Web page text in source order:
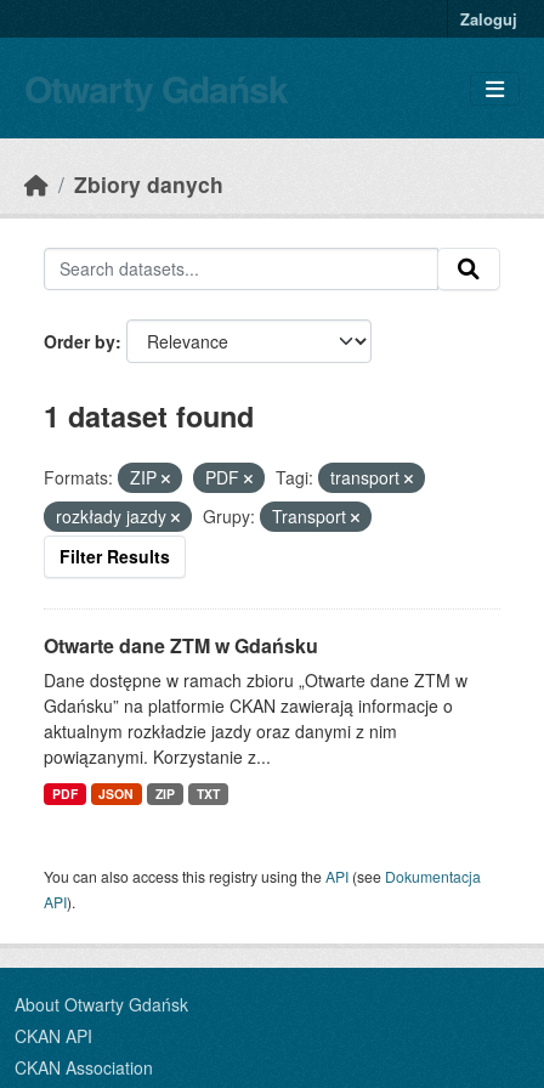
Zaloguj
Otwarty Gdańsk
Zbiory danych
Order by
1 dataset found
Formats: ZIP PDF Tagi:
transport
rozkłady jazdy
Grupy:
Transport
Filter Results
Otwarte dane ZTM w Gdańsku
Dane dostępne w ramach zbioru „Otwarte dane ZTM w
Gdańsku” na platformie CKAN zawierają informacje o
aktualnym rozkładzie jazdy oraz danymi z nim
powiązanymi. Korzystanie z...
PDF JSON ZIP TXT
You can also access this registry using theAPI (see Dokumentacja
API).
About Otwarty Gdańsk
CKAN API
CKAN Association